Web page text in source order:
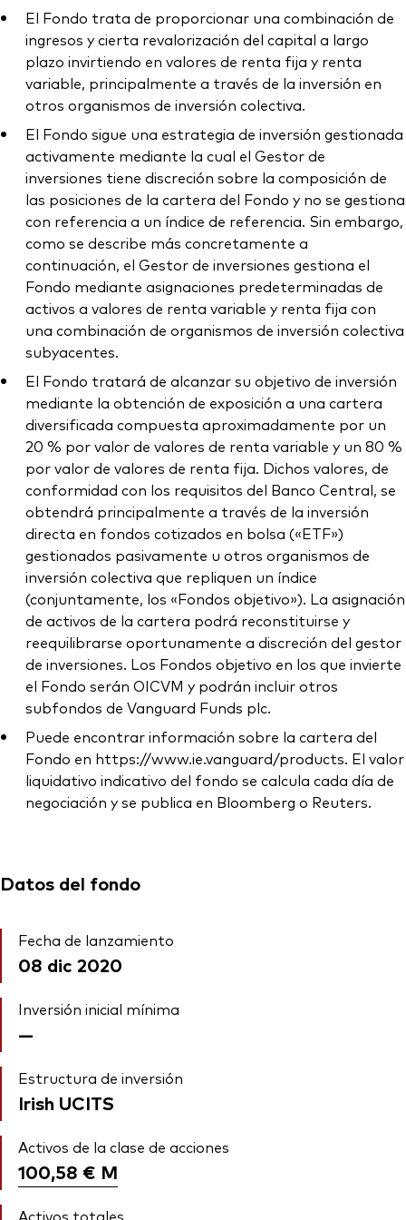
El Fondo trata de proporcionar una combinación de
ingresos y cierta revalorización del capital a largo
plazo invirtiendo en valores de renta fija y renta
variable, principalmente a través de la inversión en
otros organismos de inversión colectiva.
El Fondo sigue una estrategia de inversión gestionada
activamente mediante la cual el Gestor de
inversiones tiene discreción sobre la composición de
las posiciones de la cartera del Fondo y no se gestiona
con referencia a un índice de referencia. Sin embargo,
como se describe más concretamente a
continuación, el Gestor de inversiones gestiona el
Fondo mediante asignaciones predeterminadas de
activos a valores de renta variable y renta fija con
una combinación de organismos de inversión colectiva
subyacentes.
El Fondo tratará de alcanzar su objetivo de inversión
mediante la obtención de exposición a una cartera
diversificada compuesta aproximadamente por un
20 % por valor de valores de renta variable y un 80 %
por valor de valores de renta fija. Dichos valores, de
conformidad con los requisitos del Banco Central, se
obtendrá principalmente a través de la inversión
directa en fondos cotizados en bolsa («ETF»)
gestionados pasivamente u otros organismos de
inversión colectiva que repliquen un índice
(conjuntamente, los «Fondos objetivo»). La asignación
de activos de la cartera podrá reconstituirse y
reequilibrarse oportunamente a discreción del gestor
de inversiones. Los Fondos objetivo en los que invierte
el Fondo serán OICVM y podrán incluir otros
subfondos de Vanguard Funds plc.
Puede encontrar información sobre la cartera del
Fondo en https://www.ie.vanguard/products. El valor
liquidativo indicativo del fondo se calcula cada día de
negociación y se publica en Bloomberg o Reuters.
Datos del fondo
Fecha de lanzamiento
08 dic 2020
Inversión inicial mínima
—
Estructura de inversión
Irish UCITS
Activos de la clase de acciones
100,58 € M
Activos totales